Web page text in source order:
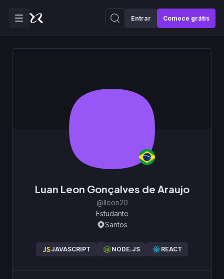
Entrar Comece grátis
Luan Leon Gonçalves de Araujo
@lleon20
Estudante
Santos
JAVASCRIPT NODE.JS REACT